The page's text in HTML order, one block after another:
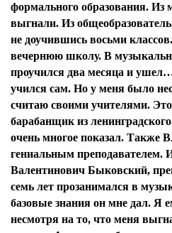
формального образования.
выгнали. Из
не доучившись восьми
вечернюю школу. В
проучился два месяца и
учился сам. Но у меня было
считаю своими учителями.
барабанщик из
очень многое показал. Также
гениальным преподавателем.
Валентинович Быковский,
семь лет прозанимался в
базовые знания он мне дал. Я
несмотря на то, что меня